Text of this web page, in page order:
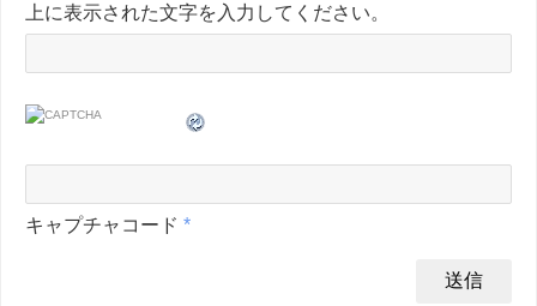
上に表示された文字を入力してください。
キャプチャコード *